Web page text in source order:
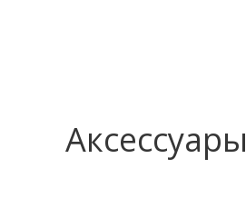
Аксессуары